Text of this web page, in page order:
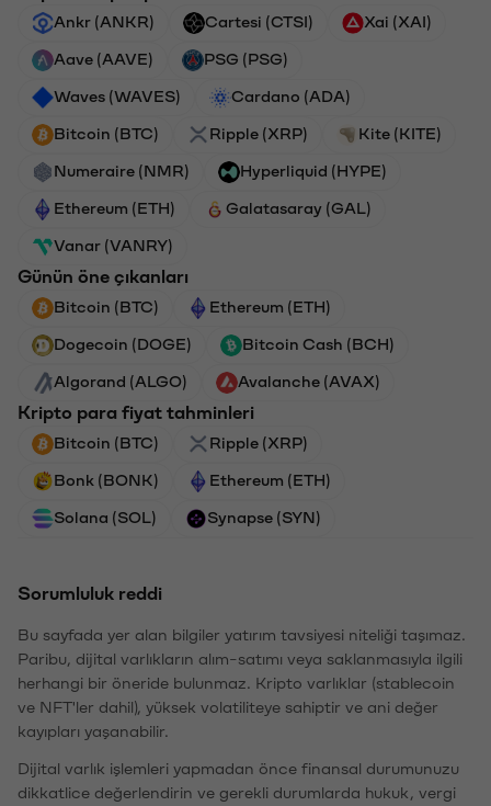
Ankr (ANKR) Cartesi (CTSI) Xai (XAI)
Aave (AAVE) PSG (PSG)
Waves (WAVES) Cardano (ADA)
Bitcoin (BTC) Ripple (XRP) Kite (KITE)
Numeraire (NMR) Hyperliquid (HYPE)
Ethereum (ETH) Galatasaray (GAL)
Vanar (VANRY)
Günün öne çıkanları
Bitcoin (BTC) Ethereum (ETH)
Dogecoin (DOGE) Bitcoin Cash (BCH)
Algorand (ALGO) Avalanche (AVAX)
Kripto para fiyat tahminleri
Bitcoin (BTC) Ripple (XRP)
Bonk (BONK) Ethereum (ETH)
Solana (SOL) Synapse (SYN)
Sorumluluk reddi
Bu sayfada yer alan bilgiler yatırım tavsiyesi niteliği taşımaz.
Paribu, dijital varlıkların alım-satımı veya saklanmasıyla ilgili
herhangi bir öneride bulunmaz. Kripto varlıklar (stablecoin
ve NFT'ler dahil), yüksek volatiliteye sahiptir ve ani değer
kayıpları yaşanabilir.
Dijital varlık işlemleri yapmadan önce finansal durumunuzu
dikkatlice değerlendirin ve gerekli durumlarda hukuk, vergi